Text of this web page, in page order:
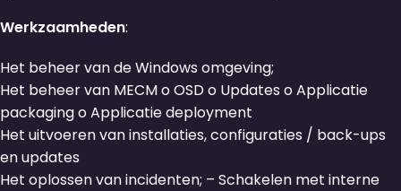
Werkzaamheden:
Het beheer van de Windows omgeving;
Het beheer van MECM o OSD o Updates o Applicatie
packaging o Applicatie deployment
Het uitvoeren van installaties, configuraties / back-ups
en updates
Het oplossen van incidenten; – Schakelen met interne